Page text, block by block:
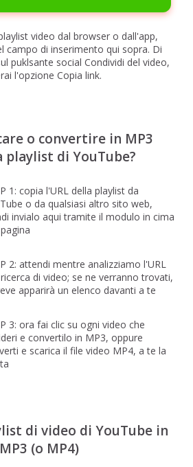
video dal browser o dall'app,
campo di inserimento qui sopra. Di
puklsante social Condividi del video,
l'opzione Copia link.
o convertire in MP3
di YouTube?
1: copia l'URL della playlist da
o da qualsiasi altro sito web,
invialo aqui tramite il modulo in cima
2: attendi mentre analizziamo l'URL
di video; se ne verranno trovati,
apparirà un elenco davanti a te
3: ora fai clic su ogni video che
e convertilo in MP3, oppure
e scarica il file video MP4, a te la
di video di YouTube in
MP3 (o MP4)